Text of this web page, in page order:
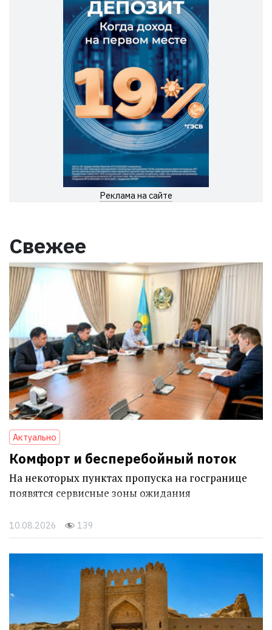
Реклама на сайте
Свежее
Актуально
Комфорт и бесперебойный поток
На некоторых пунктах пропуска на госгранице
появятся сервисные зоны ожидания
10.08.2026 139